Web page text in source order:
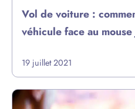
Vol de voiture :
véhicule face au
19 juillet 2021